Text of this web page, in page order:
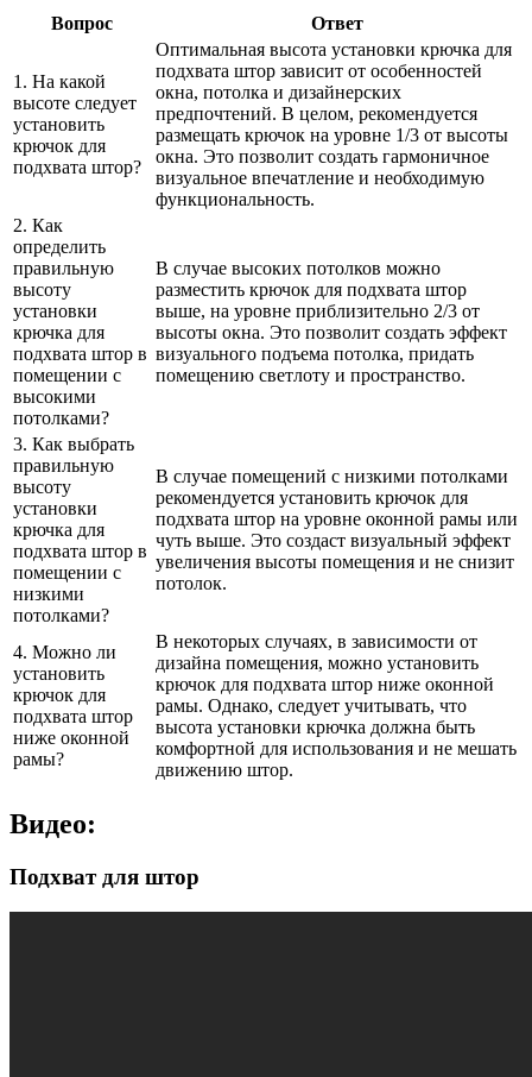
Вопрос Ответ
1. На какой
высоте следует
установить
крючок для
подхвата штор?
Оптимальная высота установки крючка для
подхвата штор зависит от особенностей
окна, потолка и дизайнерских
предпочтений. В целом, рекомендуется
размещать крючок на уровне 1/3 от высоты
окна. Это позволит создать гармоничное
визуальное впечатление и необходимую
функциональность.
2. Как
определить
правильную
высоту
установки
крючка для
подхвата штор в
помещении с
высокими
потолками?
В случае высоких потолков можно
разместить крючок для подхвата штор
выше, на уровне приблизительно 2/3 от
высоты окна. Это позволит создать эффект
визуального подъема потолка, придать
помещению светлоту и пространство.
3. Как выбрать
правильную
высоту
установки
крючка для
подхвата штор в
помещении с
низкими
потолками?
В случае помещений с низкими потолками
рекомендуется установить крючок для
подхвата штор на уровне оконной рамы или
чуть выше. Это создаст визуальный эффект
увеличения высоты помещения и не снизит
потолок.
4. Можно ли
установить
крючок для
подхвата штор
ниже оконной
рамы?
В некоторых случаях, в зависимости от
дизайна помещения, можно установить
крючок для подхвата штор ниже оконной
рамы. Однако, следует учитывать, что
высота установки крючка должна быть
комфортной для использования и не мешать
движению штор.
Видео:
Подхват для штор